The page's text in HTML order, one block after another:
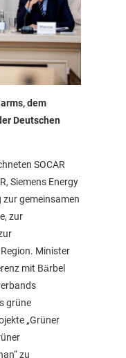
dem
Deutschen
SOCAR
Siemens Energy
zur gemeinsamen
zur
Minister
mit Bärbel
grüne
„Grüner
zu